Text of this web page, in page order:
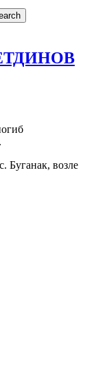
Буганак, возле